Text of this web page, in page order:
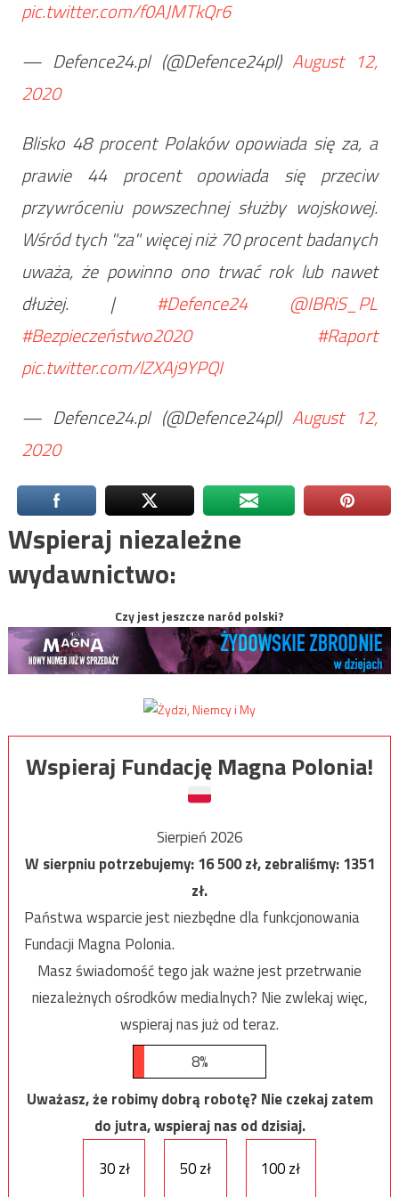
pic.twitter.com/f0AJMTkQr6
— Defence24.pl (@Defence24pl) August 12,
2020
Blisko 48 procent Polaków opowiada się za, a
prawie 44 procent opowiada się przeciw
przywróceniu powszechnej służby wojskowej.
Wśród tych "za" więcej niż 70 procent badanych
uważa, że powinno ono trwać rok lub nawet
dłużej. | #Defence24
@IBRiS_PL
#Bezpieczeństwo2020
#Raport
pic.twitter.com/lZXAj9YPQI
— Defence24.pl (@Defence24pl) August 12,
2020
Wspieraj niezależne
wydawnictwo:
Czy jest jeszcze naród polski?
Wspieraj Fundację Magna Polonia!
Sierpień 2026
W sierpniu potrzebujemy:16 500zł, zebraliśmy:1351
zł.
Państwa wsparcie jest niezbędne dla funkcjonowania
Fundacji Magna Polonia.
Masz świadomość tego jak ważne jest przetrwanie
niezależnych ośrodków medialnych? Nie zwlekaj więc,
wspieraj nas już od teraz.
8%
Uważasz, że robimy dobrą robotę? Nie czekaj zatem
do jutra, wspieraj nas od dzisiaj.
30 zł
50 zł 100 zł